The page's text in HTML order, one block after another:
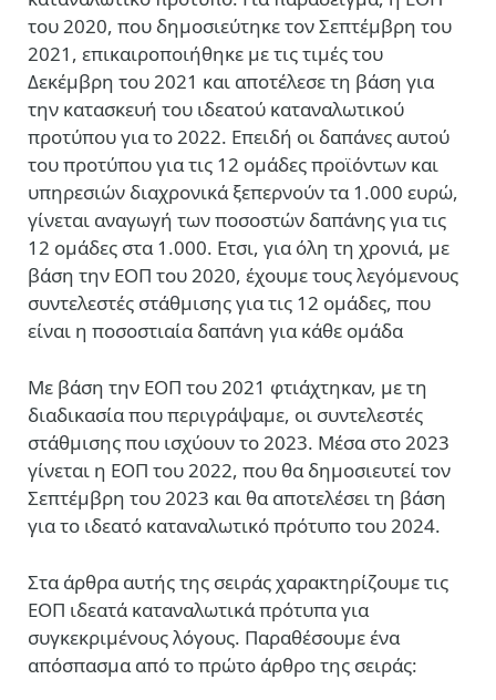
του 2020, που δημοσιεύτηκε τον Σεπτέμβρη του
2021, επικαιροποιήθηκε με τις τιμές του
Δεκέμβρη του 2021 και αποτέλεσε τη βάση για
την κατασκευή του ιδεατού καταναλωτικού
προτύπου για το 2022. Επειδή οι δαπάνες αυτού
του προτύπου για τις 12 ομάδες προϊόντων και
υπηρεσιών διαχρονικά ξεπερνούν τα 1.000 ευρώ,
γίνεται αναγωγή των ποσοστών δαπάνης για τις
12 ομάδες στα 1.000. Ετσι, για όλη τη χρονιά, με
βάση την ΕΟΠ του 2020, έχουμε τους λεγόμενους
συντελεστές στάθμισης για τις 12 ομάδες, που
είναι η ποσοστιαία δαπάνη για κάθε ομάδα
Με βάση την ΕΟΠ του 2021 φτιάχτηκαν, με τη
διαδικασία που περιγράψαμε, οι συντελεστές
στάθμισης που ισχύουν το 2023. Μέσα στο 2023
γίνεται η ΕΟΠ του 2022, που θα δημοσιευτεί τον
Σεπτέμβρη του 2023 και θα αποτελέσει τη βάση
για το ιδεατό καταναλωτικό πρότυπο του 2024.
Στα άρθρα αυτής της σειράς χαρακτηρίζουμε τις
ΕΟΠ ιδεατά καταναλωτικά πρότυπα για
συγκεκριμένους λόγους. Παραθέσουμε ένα
απόσπασμα από το πρώτο άρθρο της σειράς: